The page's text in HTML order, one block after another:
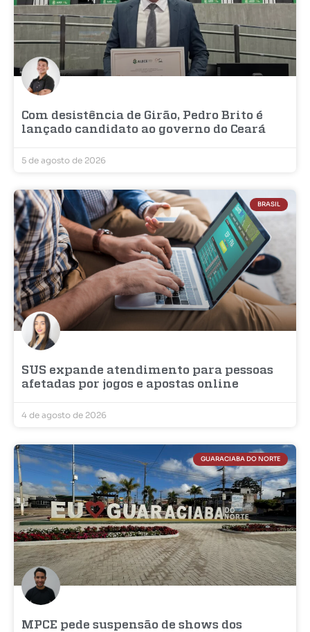
Com desistência de Girão, Pedro Brito é
lançado candidato ao governo do Ceará
5 de agosto de 2026
BRASIL
SUS expande atendimento para pessoas
afetadas por jogos e apostas online
4 de agosto de 2026
GUARACIABA DO NORTE
MPCE pede suspensão de shows dos